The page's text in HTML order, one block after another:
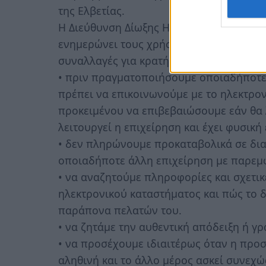
της Ελβετίας.
Η Διεύθυνση Δίωξης Ηλεκτρονικού
ενημερώνει τους χρήστες του
συναλλαγές για κρατήσεις μέσω
• πριν πραγματοποιήσουμε
πρέπει να επικοινωνούμε με το
προκειμένου να επιβεβαιώσουμε εάν
λειτουργεί η επιχείρηση και έχει
• δεν πληρώνουμε προκαταβολικά σε
οποιαδήποτε άλλη επιχείρηση με
• να αναζητούμε πληροφορίες και
ηλεκτρονικού καταστήματος και πώς το
παράπονα πελατών του.
• να ζητάμε την αυθεντική απόδειξη ή
• να προσέχουμε ιδιαιτέρως όταν η
αληθινή και το άλλο μέρος ασκεί